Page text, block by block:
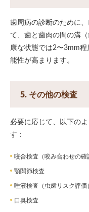
歯周病の診断のために
て、歯と歯肉の間の溝
康な状態では2〜3mm
能性が高まります。
5. その他の検査
必要に応じて、以下の
す：
咬合検査（咬み合わせの確
顎関節検査
唾液検査（虫歯リスク評価）
口臭検査